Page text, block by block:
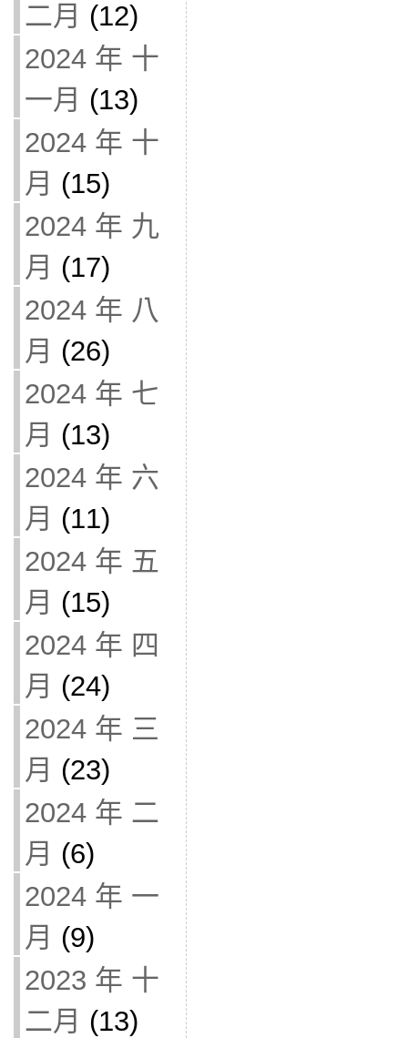
二月 (12)
2024 年 十
一月 (13)
2024 年 十
月 (15)
2024 年 九
月 (17)
2024 年 八
月 (26)
2024 年 七
月 (13)
2024 年 六
月 (11)
2024 年 五
月 (15)
2024 年 四
月 (24)
2024 年 三
月 (23)
2024 年 二
月 (6)
2024 年 一
月 (9)
2023 年 十
二月 (13)